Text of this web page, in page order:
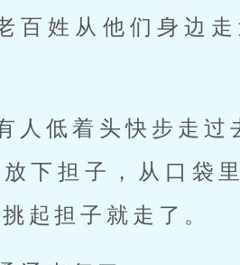
百姓从他们身边
人低着头快步走过
下担子，从口袋
起担子就走了。